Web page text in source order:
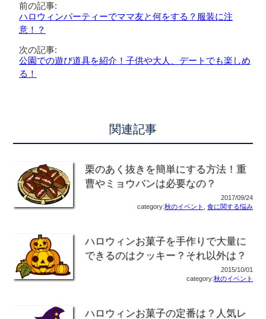
前の記事:
ハロウィンパーティーでママ友と何をする？服装に注
意！？
次の記事:
公園での遊び道具を紹介！子供や大人、デートでも楽しめ
る！
関連記事
栗のあく抜きを簡単にする方法！重
曹やミョウバンは必要なの？
2017/09/24
category:秋のイベント ,食に関する悩み
ハロウィンお菓子を手作りで大量に
できるのはクッキー？それ以外は？
2015/10/01
category:秋のイベント
ハロウィンお菓子の定番は？人気レ